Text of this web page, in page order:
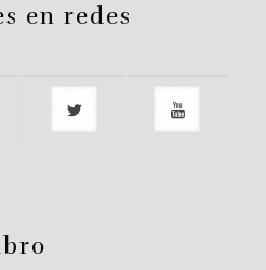
en redes